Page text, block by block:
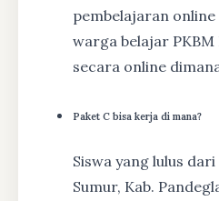
pembelajaran
warga belajar
secara online
Paket C bisa kerja di mana?
Siswa yang lulus
Sumur, Kab.